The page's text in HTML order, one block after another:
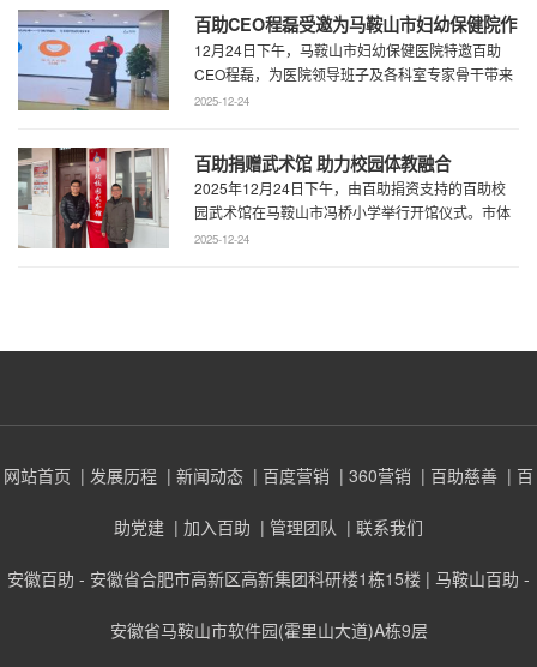
百助CEO程磊受邀为马鞍山市妇幼保健院作
专题演讲 共绘“超越医疗”发展新蓝图
12月24日下午，马鞍山市妇幼保健医院特邀百助
CEO程磊，为医院领导班子及各科室专家骨干带来
了一场题为《预见趋势，定义未来——为 ...
2025-12-24
百助捐赠武术馆 助力校园体教融合
2025年12月24日下午，由百助捐资支持的百助校
园武术馆在马鞍山市冯桥小学举行开馆仪式。市体
育局王鹏处长、花山区教育局华俊局长、 ...
2025-12-24
网站首页 | 发展历程 | 新闻动态 | 百度营销 | 360营销 | 百助慈善 | 百
助党建 | 加入百助 | 管理团队 | 联系我们
安徽百助 - 安徽省合肥市高新区高新集团科研楼1栋15楼 | 马鞍山百助 -
安徽省马鞍山市软件园(霍里山大道)A栋9层